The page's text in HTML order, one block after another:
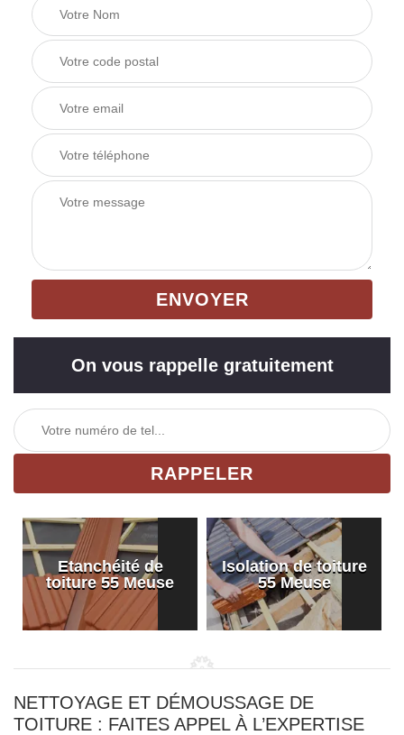
On vous rappelle gratuitement
Etanchéité de
toiture 55 Meuse
Isolation de toiture
55 Meuse
NETTOYAGE ET DÉMOUSSAGE DE
TOITURE : FAITES APPEL À L’EXPERTISE